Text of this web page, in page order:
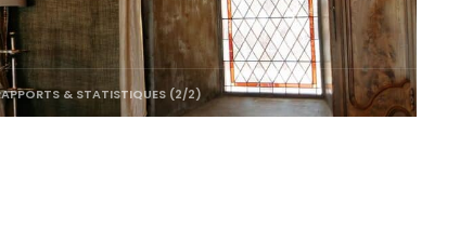
& STATISTIQUES (2/2)